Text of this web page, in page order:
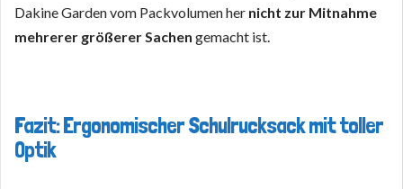
Dakine Garden vom Packvolumen her nicht zur Mitnahme
mehrerer größerer Sachen gemacht ist.
Fazit: Ergonomischer Schulrucksack mit toller
Optik